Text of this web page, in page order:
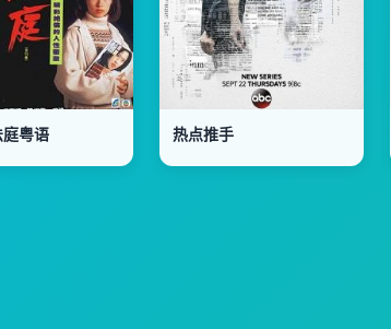
粤语 热点推手